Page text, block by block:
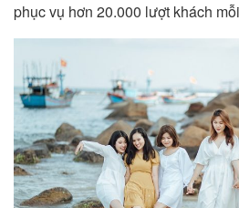
phục vụ hơn 20.000 lượt khách